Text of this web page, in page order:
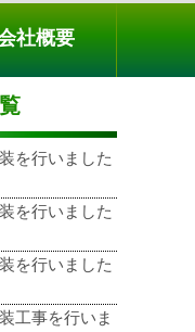
社概要
を行いました
を行いました
を行いました
工事を行いま